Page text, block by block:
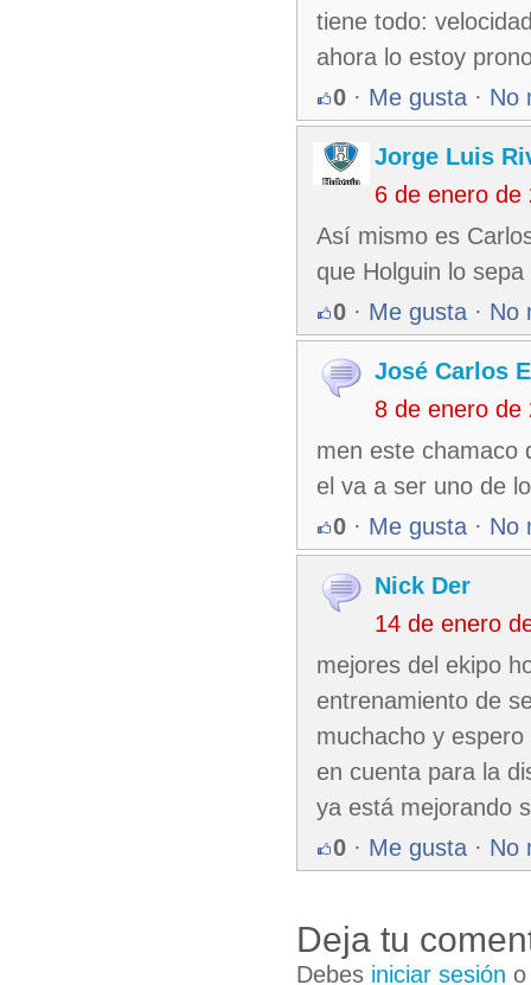
tiene todo:
ahora lo estoy
0 · Me gusta · No
Jorge Luis
6 de enero de
Así mismo es
que Holguin lo
0 · Me gusta · No
José Carlos
8 de enero de
men este chamaco
el va a ser uno de
0 · Me gusta · No
Nick Der
14 de enero
mejores del ekipo
entrenamiento de
muchacho y
en cuenta para la
ya está mejorando
0 · Me gusta · No
Deja tu
Debes iniciar sesión